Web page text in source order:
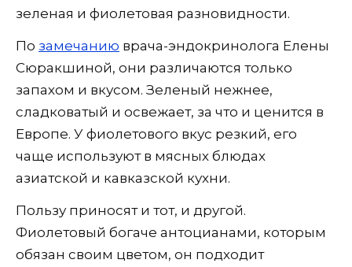
зеленая и фиолетовая разновидности.
По замечанию врача-эндокринолога Елены
Сюракшиной, они различаются только
запахом и вкусом. Зеленый нежнее,
сладковатый и освежает, за что и ценится в
Европе. У фиолетового вкус резкий, его
чаще используют в мясных блюдах
азиатской и кавказской кухни.
Пользу приносят и тот, и другой.
Фиолетовый богаче антоцианами, которым
обязан своим цветом, он подходит